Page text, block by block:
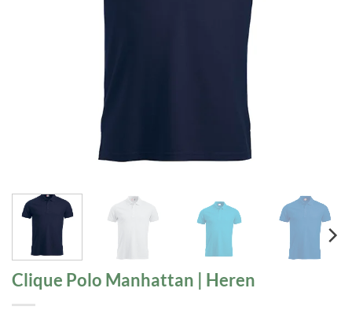
Clique Polo Manhattan | Heren